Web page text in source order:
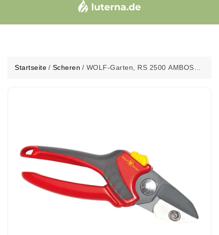
Startseite / Scheren / WOLF-Garten, RS 2500 AMBOSS-